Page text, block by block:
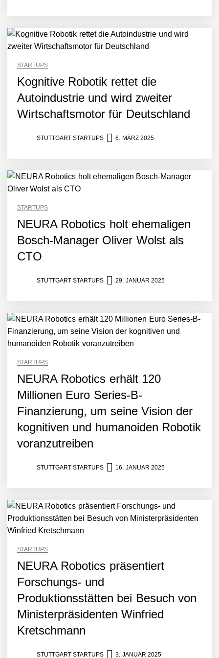
STARTUPS
Kognitive Robotik rettet die
Autoindustrie und wird zweiter
Wirtschaftsmotor für Deutschland
STUTTGART STARTUPS 6. MÄRZ 2025
STARTUPS
NEURA Robotics holt ehemaligen
Bosch-Manager Oliver Wolst als
CTO
STUTTGART STARTUPS 29. JANUAR 2025
STARTUPS
NEURA Robotics erhält 120
Millionen Euro Series-B-
Finanzierung, um seine Vision der
kognitiven und humanoiden Robotik
voranzutreiben
STUTTGART STARTUPS 16. JANUAR 2025
STARTUPS
NEURA Robotics präsentiert
Forschungs- und
Produktionsstätten bei Besuch von
Ministerpräsidenten Winfried
Kretschmann
STUTTGART STARTUPS 3. JANUAR 2025